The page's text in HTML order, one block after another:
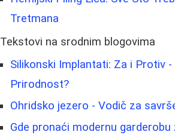
Tretmana
Tekstovi na srodnim blogovima
Silikonski Implantati: Za i Protiv
Prirodnost?
Ohridsko jezero - Vodič za
Gde pronaći modernu